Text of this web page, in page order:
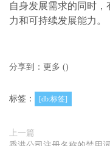
自身发展需求的同时
力和可持续发展能力。
分享到： 更多 ()
标签： [db:标签]
上一篇